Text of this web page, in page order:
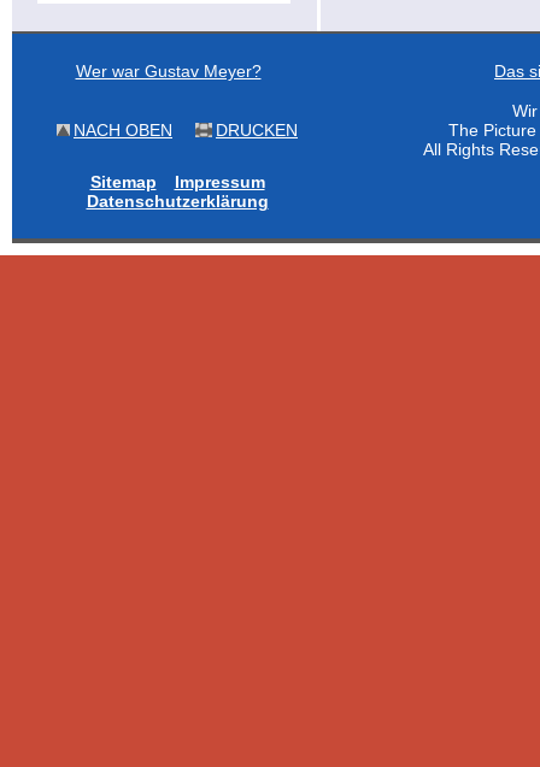
Wer war Gustav Meyer? Das
NACH OBEN DRUCKEN
The
All Rights
Sitemap
Impressum
Datenschutzerklärung